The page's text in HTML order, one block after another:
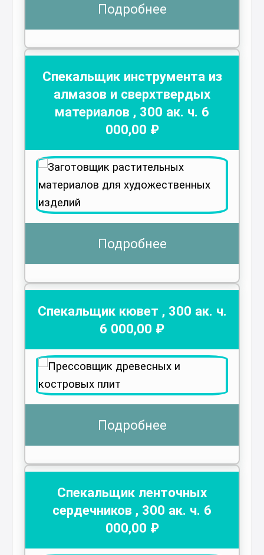
Подробнее
Спекальщик инструмента из
алмазов и сверхтвердых
материалов , 300 ак. ч. 6
000,00 ₽
Подробнее
Спекальщик кювет , 300 ак. ч.
6 000,00 ₽
Подробнее
Спекальщик ленточных
сердечников , 300 ак. ч. 6
000,00 ₽